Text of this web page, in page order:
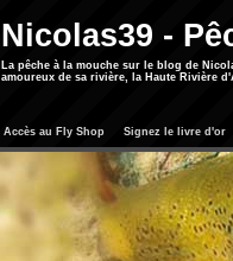
Nicolas39 -
La pêche à la mouche sur le blog de
amoureux de sa rivière, la Haute Rivière
Accès au Fly Shop Signez le livre d'or